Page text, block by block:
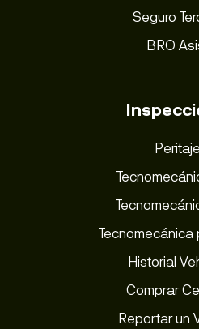
Seguro
BRO
Tecnomecánica
Historial
Comprar
Reportar un